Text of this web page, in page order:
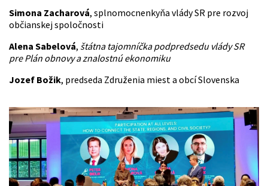
Simona Zacharová, splnomocnenkyňa vlády SR pre rozvoj
občianskej spoločnosti
Alena Sabelová, štátnatajomníčkapodpredsedu vlády SR
pre Plán obnovy a znalostnú ekonomiku
Jozef Božik, predseda Združenia miest a obcí Slovenska